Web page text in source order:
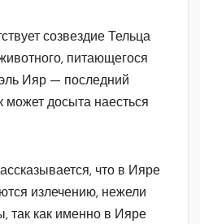
созвездие Тельца
питающегося
Ияр — последний
может досыта наесться
что в Ияре
излечению, нежели
так как именно в Ияре